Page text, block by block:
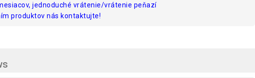
jednoduché vrátenie/vrátenie peňazí
produktov nás kontaktujte!